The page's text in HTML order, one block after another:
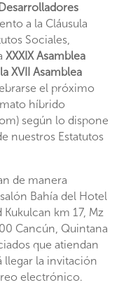
a la Cláusula
Sociales,
XXXIX Asamblea
XVII Asamblea
el próximo
híbrido
según lo dispone
nuestros Estatutos
de manera
Bahía del Hotel
km 17, Mz
Cancún, Quintana
que atiendan
llegar la invitación
electrónico.